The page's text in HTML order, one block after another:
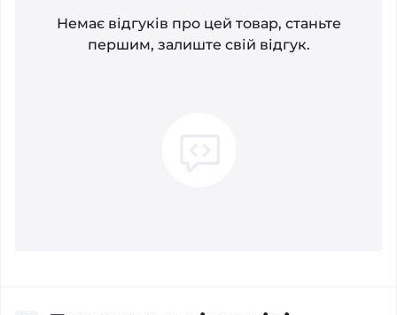
Немає відгуків про цей товар, станьте
першим, залиште свій відгук.